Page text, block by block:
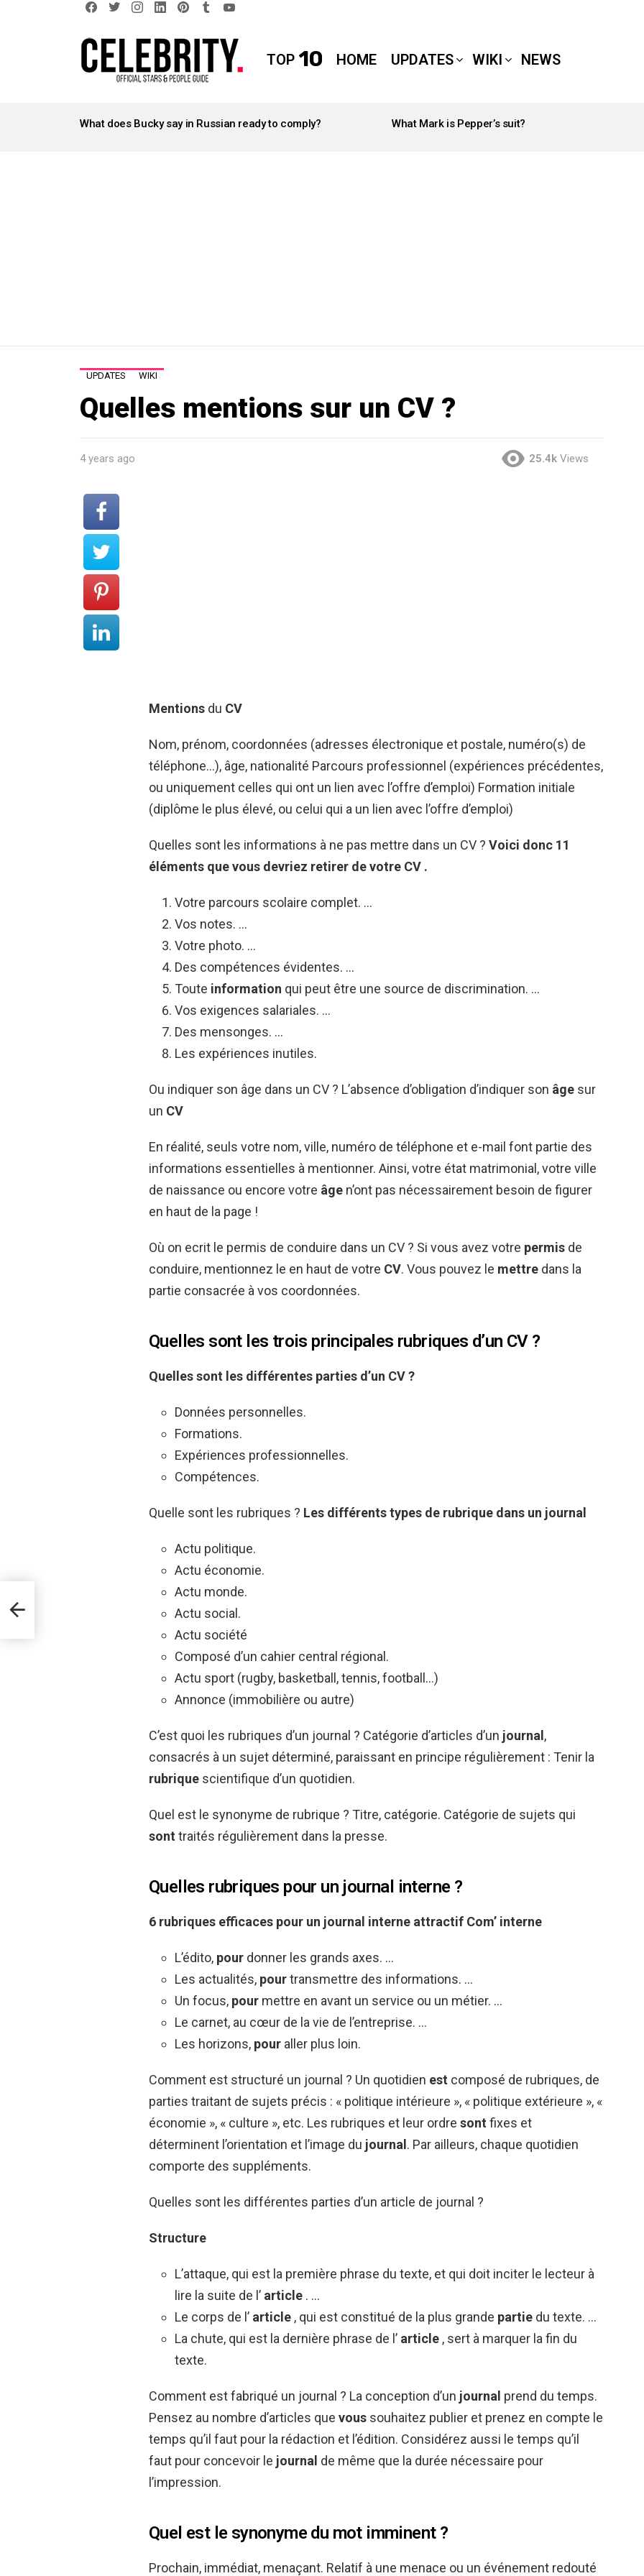
TOP 10 HOME UPDATES WIKI NEWS
STORIES
What does Bucky say in Russian ready to comply? What Mark is Pepper’s suit?
UPDATES WIKI
Quelles mentions sur un CV ?
4 years ago 25.4k Views
Mentions du CV
Nom, prénom, coordonnées (adresses électronique et postale, numéro(s) de
téléphone…), âge, nationalité Parcours professionnel (expériences précédentes,
ou uniquement celles qui ont un lien avec l’offre d’emploi) Formation initiale
(diplôme le plus élevé, ou celui qui a un lien avec l’offre d’emploi)
Quelles sont les informations à ne pas mettre dans un CV ? Voici donc 11
éléments que vous devriez retirer de votre CV .
Votre parcours scolaire complet. …
Vos notes. …
Votre photo. …
Des compétences évidentes. …
Toute information qui peut être une source de discrimination. …
Vos exigences salariales. …
Des mensonges. …
Les expériences inutiles.
Ou indiquer son âge dans un CV ? L’absence d’obligation d’indiquer son âge sur
un CV
En réalité, seuls votre nom, ville, numéro de téléphone et e-mail font partie des
informations essentielles à mentionner. Ainsi, votre état matrimonial, votre ville
de naissance ou encore votre âge n’ont pas nécessairement besoin de figurer
en haut de la page !
Où on ecrit le permis de conduire dans un CV ? Si vous avez votre permis de
conduire, mentionnez le en haut de votre CV. Vous pouvez le mettre dans la
partie consacrée à vos coordonnées.
Quelles sont les trois principales rubriques d’un CV ?
Quelles sont les différentes parties d’un CV?
Données personnelles.
Formations.
Expériences professionnelles.
Compétences.
Quelle sont les rubriques ? Les différents types de rubrique dans un journal
Actu politique.
Actu économie.
Actu monde.
Actu social.
Actu société
Composé d’un cahier central régional.
Actu sport (rugby, basketball, tennis, football…)
Annonce (immobilière ou autre)
C’est quoi les rubriques d’un journal ? Catégorie d’articles d’un journal,
consacrés à un sujet déterminé, paraissant en principe régulièrement : Tenir la
rubrique scientifique d’un quotidien.
Quel est le synonyme de rubrique ? Titre, catégorie. Catégorie de sujets qui
sont traités régulièrement dans la presse.
Quelles rubriques pour un journal interne ?
6 rubriques efficaces pour un journal interne attractif Com’ interne
L’édito, pour donner les grands axes. …
Les actualités, pourtransmettre des informations. …
Un focus, pour mettre en avant un service ou un métier. …
Le carnet, au cœur de la vie de l’entreprise. …
Les horizons, pour aller plus loin.
Comment est structuré un journal ? Un quotidien est composé de rubriques, de
parties traitant de sujets précis : « politique intérieure », « politique extérieure », «
économie », « culture », etc. Les rubriques et leur ordre sont fixes et
déterminent l’orientation et l’image du journal. Par ailleurs, chaque quotidien
comporte des suppléments.
Quelles sont les différentes parties d’un article de journal ?
Structure
L’attaque, qui est la première phrase du texte, et qui doit inciter le lecteur à
lire la suite de l’ article . …
Le corps de l’ article , qui est constitué de la plus grande partie du texte. …
La chute, qui est la dernière phrase de l’ article , sert à marquer la fin du
texte.
Comment est fabriqué un journal ? La conception d’un journal prend du temps.
Pensez au nombre d’articles que vous souhaitez publier et prenez en compte le
temps qu’il faut pour la rédaction et l’édition. Considérez aussi le temps qu’il
faut pour concevoir le journal de même que la durée nécessaire pour
l’impression.
Quel est le synonyme du mot imminent ?
Prochain, immédiat, menaçant. Relatif à une menace ou un événement redouté